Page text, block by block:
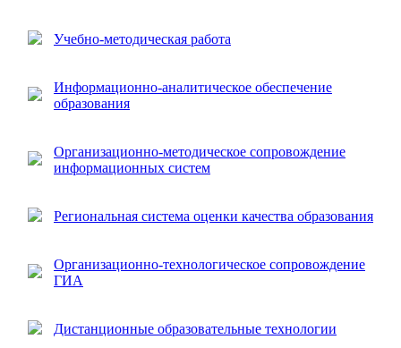
Учебно-методическая работа
Информационно-аналитическое обеспечение
образования
Организационно-методическое сопровождение
информационных систем
Региональная система оценки качества образования
Организационно-технологическое сопровождение
ГИА
Дистанционные образовательные технологии